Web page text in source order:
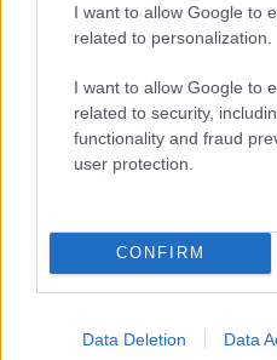
I want to allow Google to
related to personalization.
I want to allow Google to
related to security,
functionality and fraud
user protection.
CONFIRM
Data Deletion Data